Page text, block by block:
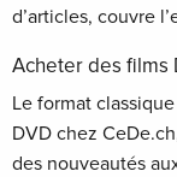
d’articles, couvre
Acheter des films
Le format
DVD chez
des nouveautés